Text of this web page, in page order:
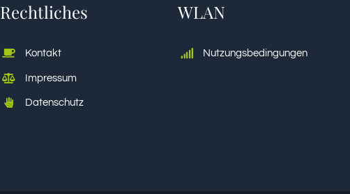
Rechtliches
Kontakt
Impressum
Datenschutz
WLAN
Nutzungsbedingungen